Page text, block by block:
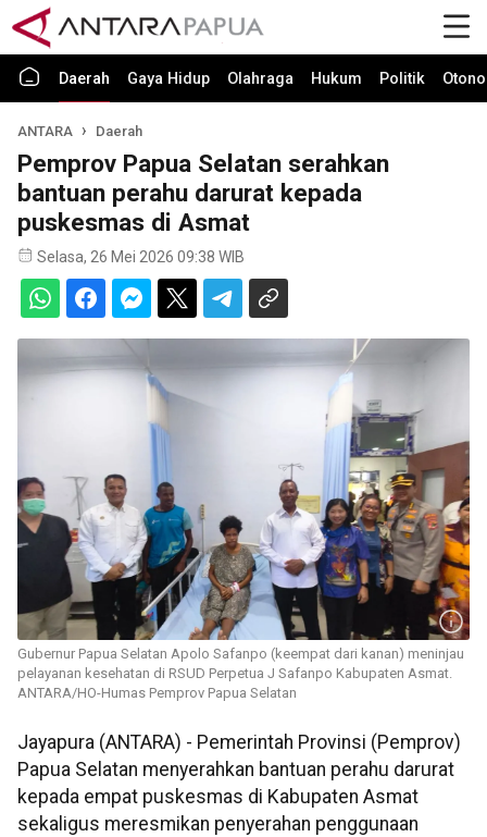
Daerah Gaya Hidup Olahraga Hukum Politik
ANTARA Daerah
Pemprov Papua Selatan serahkan
bantuan perahu darurat kepada
puskesmas di Asmat
Selasa, 26 Mei 2026 09:38 WIB
Gubernur Papua Selatan Apolo Safanpo (keempat dari kanan) meninjau
pelayanan kesehatan di RSUD Perpetua J Safanpo Kabupaten Asmat.
ANTARA/HO-Humas Pemprov Papua Selatan
Jayapura (ANTARA) - Pemerintah Provinsi (Pemprov)
Papua Selatan menyerahkan bantuan perahu darurat
kepada empat puskesmas di Kabupaten Asmat
sekaligus meresmikan penyerahan penggunaan